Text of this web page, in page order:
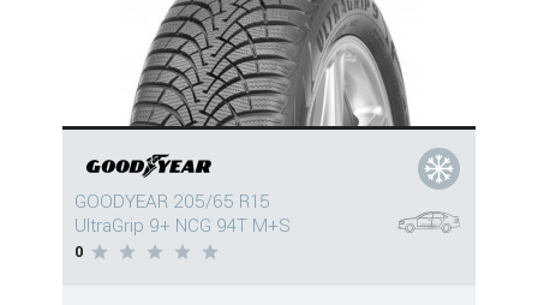
GOODYEAR 205/65 R15
UltraGrip 9+ NCG 94T M+S
0